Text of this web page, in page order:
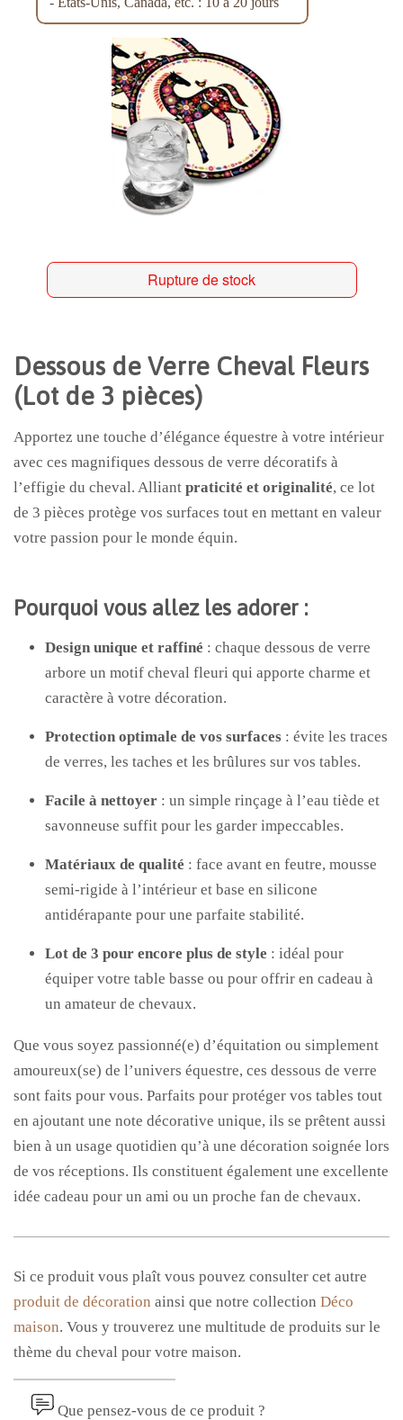
Rupture de stock
Dessous de Verre Cheval Fleurs
(Lot de 3 pièces)
Apportez une touche d’élégance équestre à votre intérieur
avec ces magnifiques dessous de verre décoratifs à
l’effigie du cheval. Alliant praticité et originalité, ce lot
de 3 pièces protège vos surfaces tout en mettant en valeur
votre passion pour le monde équin.
Pourquoi vous allez les adorer :
Design unique et raffiné : chaque dessous de verre
arbore un motif cheval fleuri qui apporte charme et
caractère à votre décoration.
Protection optimale de vos surfaces : évite les traces
de verres, les taches et les brûlures sur vos tables.
Facile à nettoyer : un simple rinçage à l’eau tiède et
savonneuse suffit pour les garder impeccables.
Matériaux de qualité : face avant en feutre, mousse
semi-rigide à l’intérieur et base en silicone
antidérapante pour une parfaite stabilité.
Lot de 3 pour encore plus de style : idéal pour
équiper votre table basse ou pour offrir en cadeau à
un amateur de chevaux.
Que vous soyez passionné(e) d’équitation ou simplement
amoureux(se) de l’univers équestre, ces dessous de verre
sont faits pour vous. Parfaits pour protéger vos tables tout
en ajoutant une note décorative unique, ils se prêtent aussi
bien à un usage quotidien qu’à une décoration soignée lors
de vos réceptions. Ils constituent également une excellente
idée cadeau pour un ami ou un proche fan de chevaux.
Si ce produit vous plaît vous pouvez consulter cet autre
produit de décoration ainsi que notre collection Déco
maison. Vous y trouverez une multitude de produits sur le
thème du cheval pour votre maison.
Que pensez-vous de ce produit ?